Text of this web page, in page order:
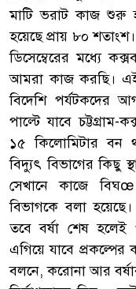
মাটি ভরাট কাজ শুরু
হয়েছে প্রায় ৮০
ডিসেম্বেরের মধ্যে
আমরা কাজ করছি।
বিদেশি পর্যটকদের
পাল্টে যাবে
১৫ কিলোমিটার বন
বিদ্যুৎ বিভাগের কিছু
সেখানে কাজে
বিভাগকে বলা
তবে বর্ষা শেষ
এগিয়ে যাবে
বলনে, করোনা আর